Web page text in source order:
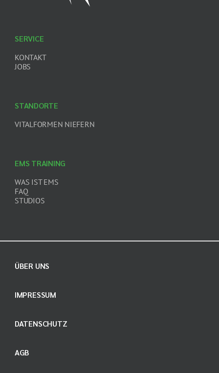
EMS TRAINING
WAS IST EMS
FAQ
STUDIOS
SERVICE
KONTAKT
JOBS
STANDORTE
VITALFORMEN NIEFERN
ÜBER UNS
IMPRESSUM
DATENSCHUTZ
AGB